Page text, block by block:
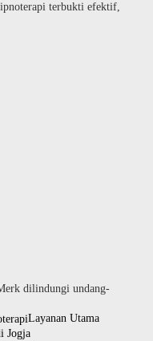
terbukti efektif,
dilindungi undang-
Layanan Utama
Jogja